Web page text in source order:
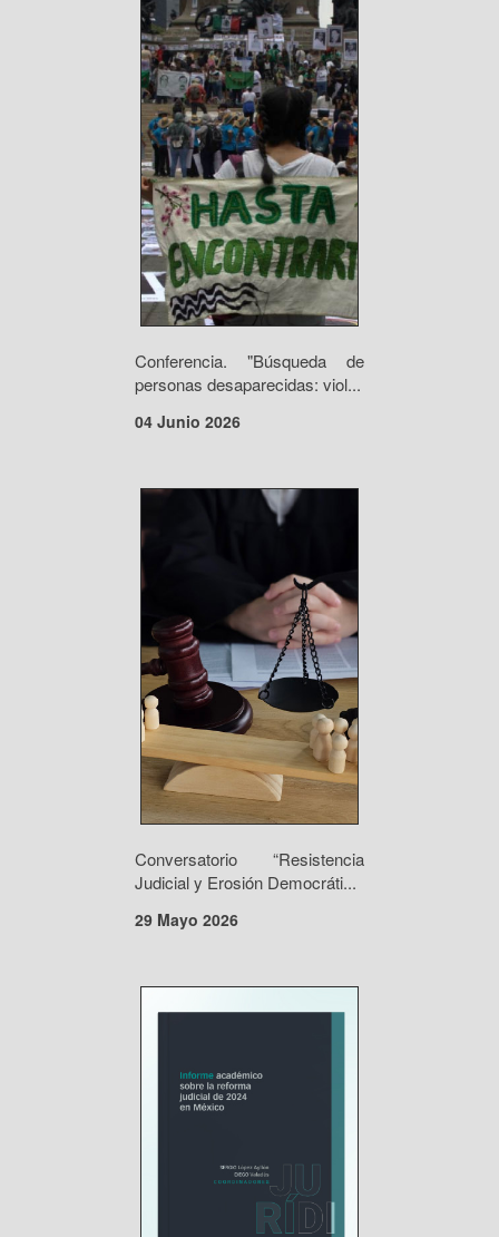
Conferencia. "Búsqueda de
personas desaparecidas: viol...
04 Junio 2026
Conversatorio “Resistencia
Judicial y Erosión Democráti...
29 Mayo 2026